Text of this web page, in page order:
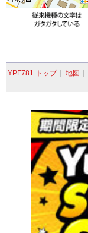
YPF781 トップ｜ 地図 ｜